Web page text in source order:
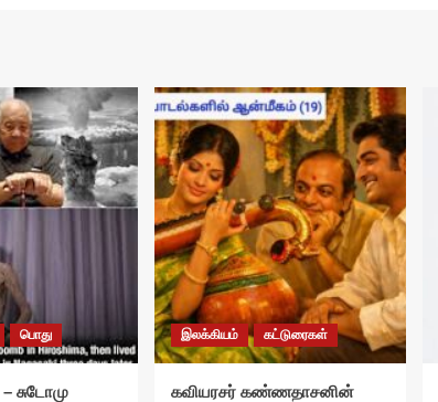
பொது
– சுடோமு
இலக்கியம் கட்டுரைகள்
கவியரசர் கண்ணதாசனின்